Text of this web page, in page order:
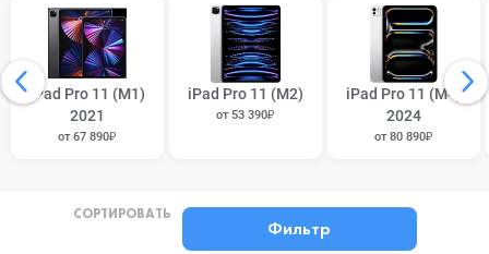
iPad Pro 11 (M1)
2021
от 67 890₽
iPad Pro 11 (M2)
от 53 390₽
iPad Pro 11 (M4)
2024
от 80 890₽
СОРТИРОВАТЬ
Фильтр